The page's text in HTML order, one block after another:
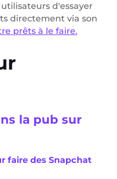
d'essayer
directement via son
prêts à le faire.
la pub sur
faire des Snapchat